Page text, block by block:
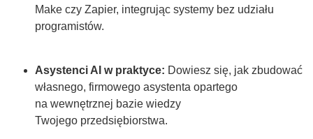
Make czy Zapier, integrując systemy bez udziału
programistów.
Asystenci AI w praktyce: Dowiesz się, jak zbudować
własnego, firmowego asystenta opartego
na wewnętrznej bazie wiedzy
Twojego przedsiębiorstwa.